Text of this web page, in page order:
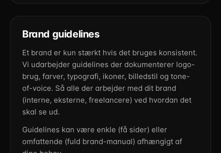
Brand guidelines
Et brand er kun stærkt hvis det bruges konsistent.
Vi udarbejder guidelines der dokumenterer logo-
brug, farver, typografi, ikoner, billedstil og tone-
of-voice. Så alle der arbejder med dit brand
(interne, eksterne, freelancere) ved hvordan det
skal se ud.
Guidelines kan være enkle (få sider) eller
omfattende (fuld brand-manual) afhængigt af